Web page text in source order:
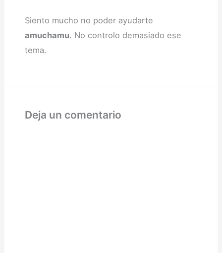
Siento mucho no poder ayudarte
amuchamu. No controlo demasiado ese
tema.
Deja un comentario